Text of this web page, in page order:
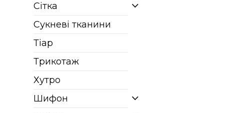
Сітка
Сукневі тканини
Тіар
Трикотаж
Хутро
Шифон